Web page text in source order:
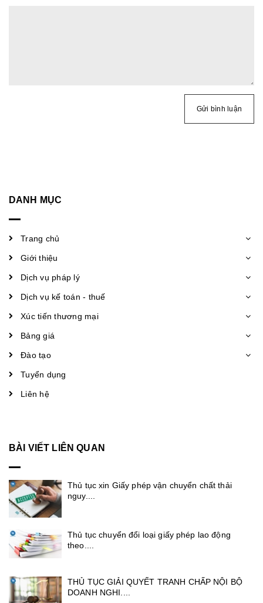
Gửi bình luận
DANH MỤC
Trang chủ
Giới thiệu
Dịch vụ pháp lý
Dịch vụ kế toán - thuế
Xúc tiến thương mại
Bảng giá
Đào tạo
Tuyển dụng
Liên hệ
BÀI VIẾT LIÊN QUAN
Thủ tục xin Giấy phép vận chuyển chất thải
nguy....
Thủ tục chuyển đổi loại giấy phép lao động
theo....
THỦ TỤC GIẢI QUYẾT TRANH CHẤP NỘI BỘ
DOANH NGHI....